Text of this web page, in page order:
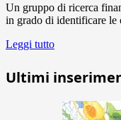
Un gruppo di ricerca
in grado di identificare le
Leggi tutto
Ultimi